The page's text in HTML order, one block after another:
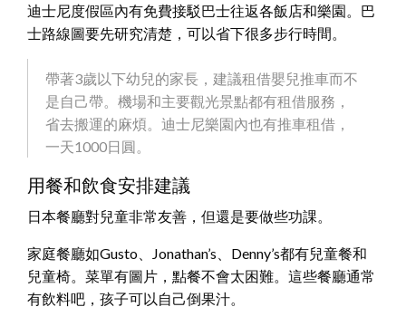
迪士尼度假區內有免費接駁巴士往返各飯店和樂園。巴
士路線圖要先研究清楚，可以省下很多步行時間。
帶著3歲以下幼兒的家長，建議租借嬰兒推車而不
是自己帶。機場和主要觀光景點都有租借服務，
省去搬運的麻煩。迪士尼樂園內也有推車租借，
一天1000日圓。
用餐和飲食安排建議
日本餐廳對兒童非常友善，但還是要做些功課。
家庭餐廳如Gusto、Jonathan’s、Denny’s都有兒童餐和
兒童椅。菜單有圖片，點餐不會太困難。這些餐廳通常
有飲料吧，孩子可以自己倒果汁。